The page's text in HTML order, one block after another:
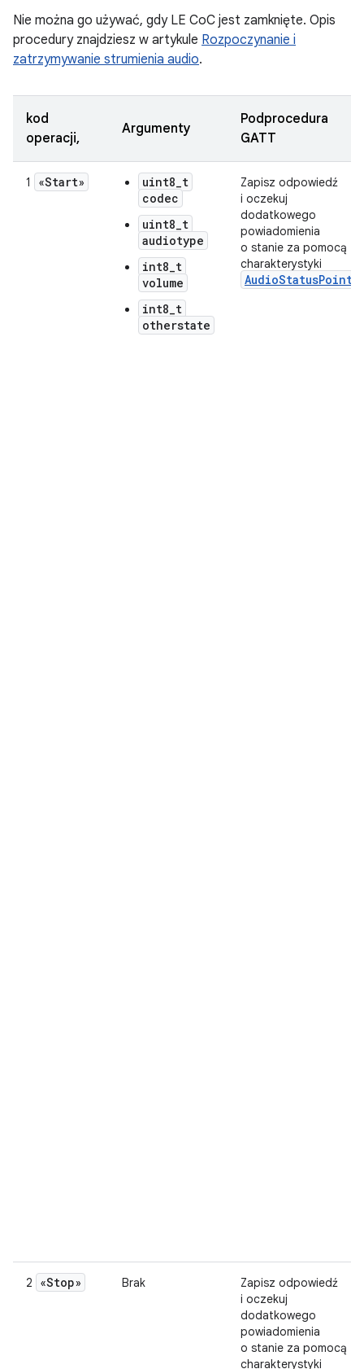
Nie można go używać, gdy LE CoC jest zamknięte. Opis
procedury znajdziesz w artykule Rozpoczynanie i
zatrzymywanie strumienia audio.
kod
operacji,
Argumenty
Podprocedura
GATT
1 «Start»
uint8_t
codec
uint8_t
audiotype
int8_t
volume
int8_t
otherstate
Zapisz odpowiedź
i oczekuj
dodatkowego
powiadomienia
o stanie za pomocą
charakterystyki
AudioStatusPoint
2 «Stop» Brak
Zapisz odpowiedź
i oczekuj
dodatkowego
powiadomienia
o stanie za pomocą
charakterystyki